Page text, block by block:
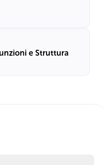
e Struttura